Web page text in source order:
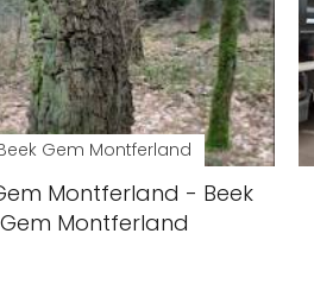
Gem Montferland
Montferland - Beek
Gem Montferland